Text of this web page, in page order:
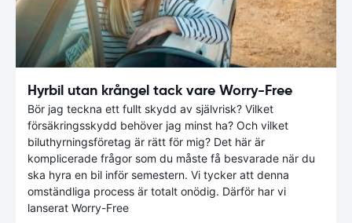
Hyrbil utan krångel tack vare Worry-Free
Bör jag teckna ett fullt skydd av självrisk? Vilket
försäkringsskydd behöver jag minst ha? Och vilket
biluthyrningsföretag är rätt för mig? Det här är
komplicerade frågor som du måste få besvarade när du
ska hyra en bil inför semestern. Vi tycker att denna
omständliga process är totalt onödig. Därför har vi
lanserat Worry-Free